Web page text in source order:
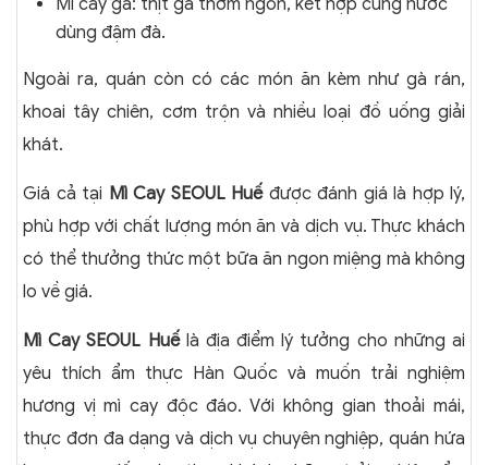
dùng đậm đà.
Ngoài ra, quán còn có các món ăn kèm như gà rán,
khoai tây chiên, cơm trộn và nhiều loại đồ uống giải
khát.
Giá cả tại Mì Cay SEOUL Huếđược đánh giá là hợp lý,
phù hợp với chất lượng món ăn và dịch vụ. Thực khách
có thể thưởng thức một bữa ăn ngon miệng mà không
lo về giá.
Mì Cay SEOUL Huếlà địa điểm lý tưởng cho những ai
yêu thích ẩm thực Hàn Quốc và muốn trải nghiệm
hương vị mì cay độc đáo. Với không gian thoải mái,
thực đơn đa dạng và dịch vụ chuyên nghiệp, quán hứa